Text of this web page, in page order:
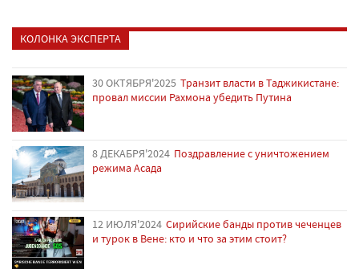
КОЛОНКА ЭКСПЕРТА
30 ОКТЯБРЯ'2025 Транзит власти в Таджикистане:
провал миссии Рахмона убедить Путина
8 ДЕКАБРЯ'2024 Поздравление с уничтожением
режима Асада
12 ИЮЛЯ'2024 Сирийские банды против чеченцев
и турок в Вене: кто и что за этим стоит?